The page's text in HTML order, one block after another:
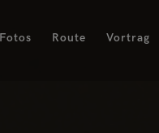
Route Vortrag